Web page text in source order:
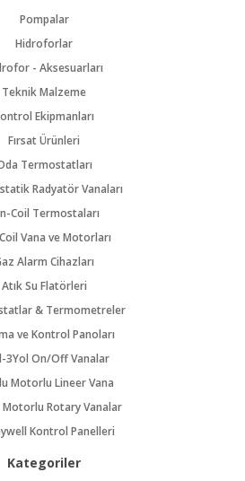
Pompalar
Hidroforlar
- Aksesuarları
Teknik Malzeme
Ekipmanları
Fırsat Ürünleri
Termostatları
Radyatör Vanaları
Coil Termostaları
Vana ve Motorları
Alarm Cihazları
Atık Su Flatörleri
& Termometreler
ve Kontrol Panoları
3Yol On/Off Vanalar
Motorlu Lineer Vana
Motorlu Rotary Vanalar
Kontrol Panelleri
Kategoriler